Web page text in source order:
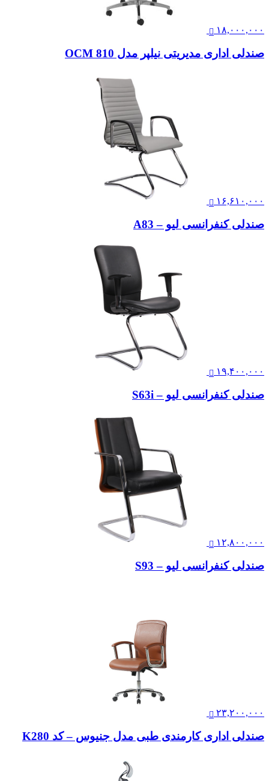
۱۸,۰۰۰,۰۰۰
صندلی اداری مدیریتی نیلپر مدل OCM 810
۱۶,۶۱۰,۰۰۰
صندلی کنفرانسی لیو – A83
۱۹,۴۰۰,۰۰۰
صندلی کنفرانسی لیو – S63i
۱۲,۸۰۰,۰۰۰
صندلی کنفرانسی لیو – S93
۲۳,۲۰۰,۰۰۰
صندلی اداری کارمندی طبی مدل جنیوس – کد K280